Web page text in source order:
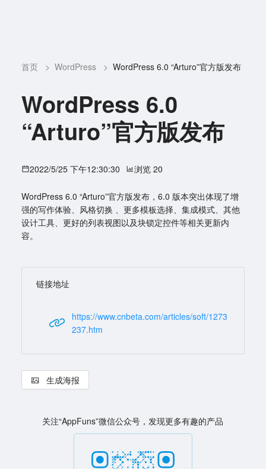
首页 > WordPress > WordPress 6.0 “Arturo”官方版发布
WordPress 6.0
“Arturo”官方版发布
2022/5/25 下午12:30:30 浏览 20
WordPress 6.0 “Arturo”官方版发布，6.0 版本突出体现了增
强的写作体验、风格切换 、更多模板选择、集成模式、其他
设计工具、更好的列表视图以及块锁定控件等相关更新内
容。
链接地址
https://www.cnbeta.com/articles/soft/1273
237.htm
生成海报
关注“AppFuns”微信公众号，发现更多有趣的产品